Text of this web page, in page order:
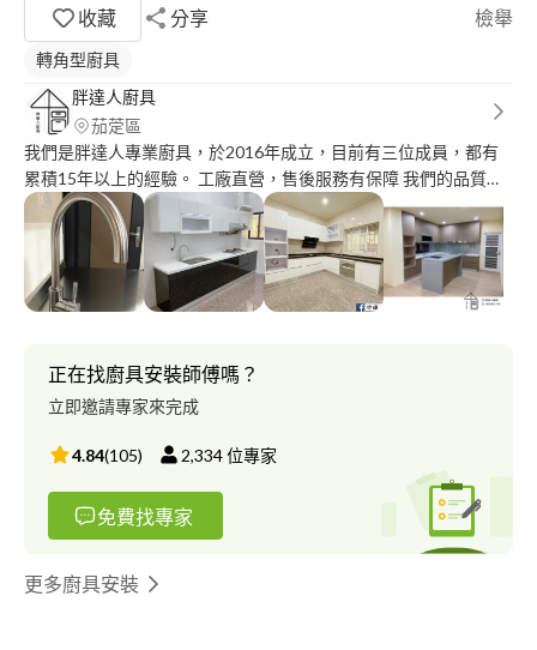
收藏
分享 檢舉
轉角型廚具
胖達人廚具
茄萣區
我們是胖達人專業廚具，於2016年成立，目前有三位成員，都有
累積15年以上的經驗。 工廠直營，售後服務有保障 我們的品質及
售後服務一直都是最在意的區塊 雖然我們不一定是最便宜的，但
我們的品質及服務絕對是會讓客戶滿意的。
正在找廚具安裝師傅嗎？
立即邀請專家來完成
4.84(105) 2,334位專家
免費找專家
更多廚具安裝